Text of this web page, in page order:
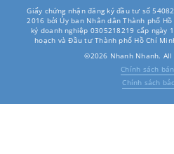
Giấy chứng nhận đăng ký đầu tư số
2016 bởi Ủy ban Nhân dân Thành phố
ký doanh nghiệp 0305218219 cấp ngày
hoạch và Đầu tư Thành phố Hồ Chí
©2026 Nhanh Nhanh.
Chính sách
Chính sách